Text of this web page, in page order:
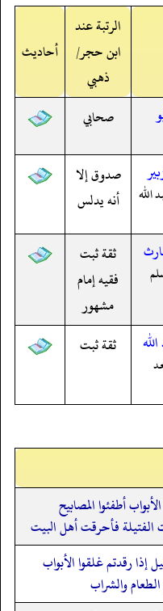
الرتبة عند
ابن حجر/
ذهبي
أحاديث
صحابي
صدوق إلا
أنه يدلس
ثقة ثبت
فقيه إمام
مشهور
ثقة ثبت
أطفئوا المصابيح
الفتيلة فأحرقت أهل البيت
إذا رقدتم غلقوا الأبواب
الطعام والشراب